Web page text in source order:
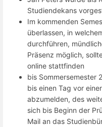
Studiendekans
Im kommenden
überlassen, in
durchführen,
Präsenz möglich,
online stattfinden
bis Sommersemester
bis einen Tag vor
abzumelden, des
sich bis Beginn der
Mail an das